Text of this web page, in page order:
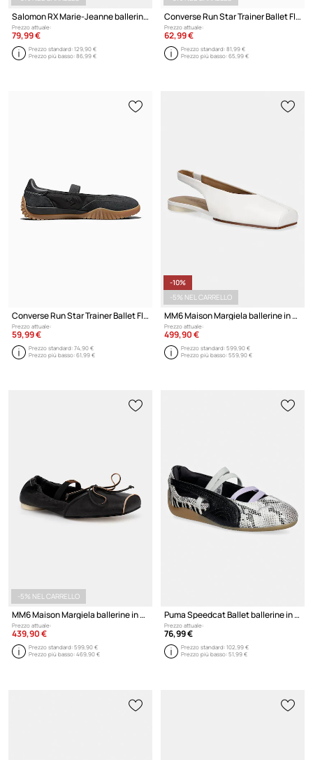
Salomon RX Marie-Jeanne ballerine
Prezzo attuale:
79,99 €
Prezzo standard:129,90 €
Prezzo più basso:86,99 €
Converse Run Star Trainer Ballet Flat ballerine
Prezzo attuale:
62,99 €
Prezzo standard:81,99 €
Prezzo più basso:65,99 €
Converse Run Star Trainer Ballet Flat ballerine
Prezzo attuale:
59,99 €
Prezzo standard:74,90 €
Prezzo più basso:61,99 €
-10%
-5% NEL CARRELLO
MM6 Maison Margiela ballerine in pelle
Prezzo attuale:
499,90 €
Prezzo standard:599,90 €
Prezzo più basso:559,90 €
-5% NEL CARRELLO
MM6 Maison Margiela ballerine in pelle
Prezzo attuale:
439,90 €
Prezzo standard:599,90 €
Prezzo più basso:469,90 €
Puma Speedcat Ballet ballerine in pelle
Prezzo attuale:
76,99 €
Prezzo standard:102,99 €
Prezzo più basso:51,99 €